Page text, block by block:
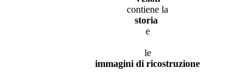
contiene la
storia
e
le
immagini di ricostruzione